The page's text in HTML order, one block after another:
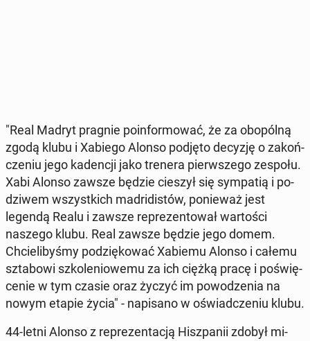
"Real Madryt pragnie po­in­for­mo­wać, że za obo­pól­ną
zgodą klubu i Xabiego Alonso podjęto decyzję o za­koń­
cze­niu jego ka­den­cji jako trenera pierw­sze­go zespołu.
Xabi Alonso zawsze będzie cieszył się sym­pa­tią i po­
dzi­wem wszyst­kich ma­dri­di­stów, po­nie­waż jest
legendą Realu i zawsze re­pre­zen­to­wał war­to­ści
naszego klubu. Real zawsze będzie jego domem.
Chcie­li­by­śmy po­dzię­ko­wać Xabiemu Alonso i całemu
szta­bo­wi szko­le­nio­we­mu za ich ciężką pracę i po­świę­
ce­nie w tym czasie oraz życzyć im po­wo­dze­nia na
nowym etapie życia" - na­pi­sa­no w oświad­cze­niu klubu.
44-letni Alonso z re­pre­zen­ta­cją Hisz­pa­nii zdobył mi­